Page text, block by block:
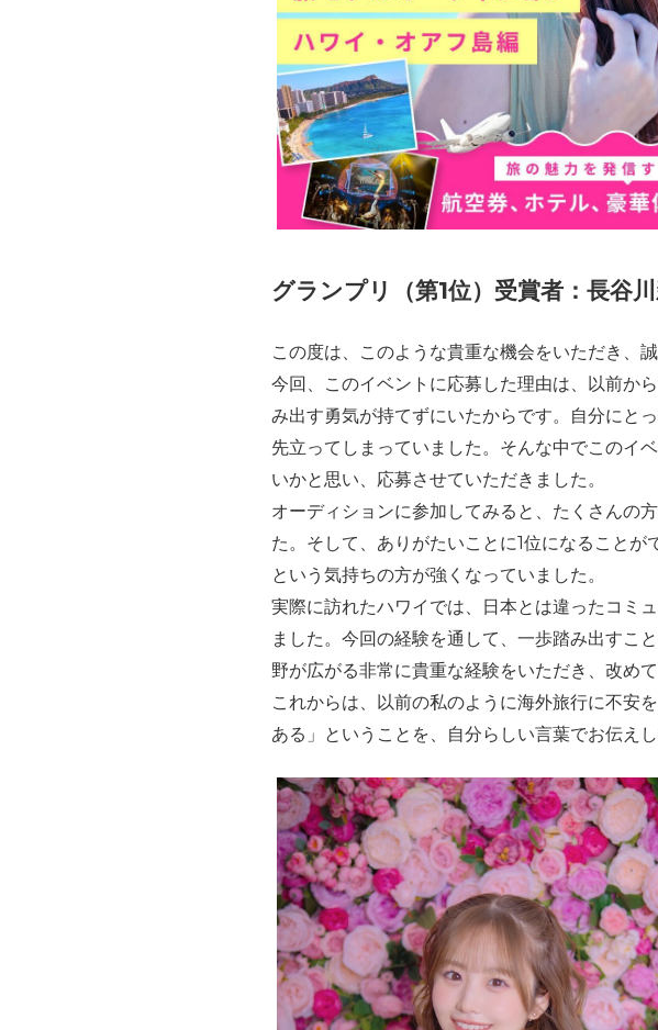
グランプリ（第1位）受賞者：長谷
この度は、このような貴重な機会をいただき、
今回、このイベントに応募した理由は、以前か
み出す勇気が持てずにいたからです。自分にと
先立ってしまっていました。そんな中でこのイ
いかと思い、応募させていただきました。
オーディションに参加してみると、たくさんの
た。そして、ありがたいことに1位になることが
という気持ちの方が強くなっていました。
実際に訪れたハワイでは、日本とは違ったコミ
ました。今回の経験を通して、一歩踏み出すこ
野が広がる非常に貴重な経験をいただき、改め
これからは、以前の私のように海外旅行に不安
ある」ということを、自分らしい言葉でお伝え